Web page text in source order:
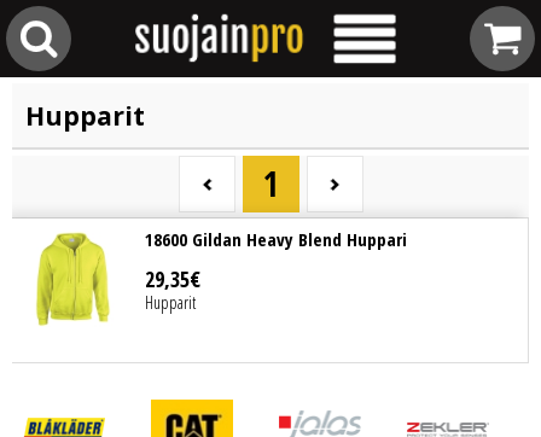
Hupparit
1
18600 Gildan Heavy Blend Huppari
29,35€
Hupparit